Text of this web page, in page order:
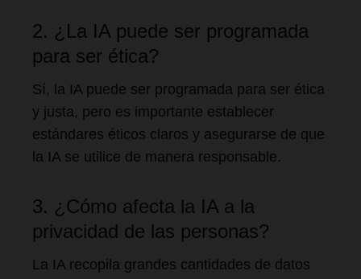
2. ¿La IA puede ser programada
para ser ética?
Sí, la IA puede ser programada para ser ética
y justa, pero es importante establecer
estándares éticos claros y asegurarse de que
la IA se utilice de manera responsable.
3. ¿Cómo afecta la IA a la
privacidad de las personas?
La IA recopila grandes cantidades de datos